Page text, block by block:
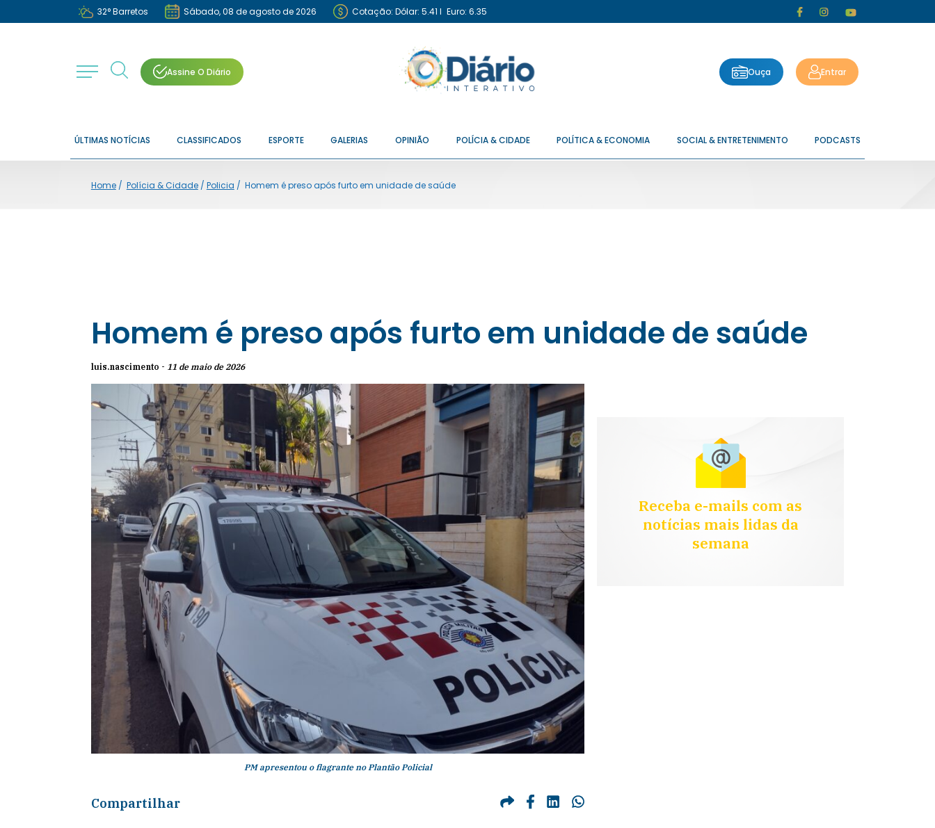
32°Barretos Sábado, 08 de agosto de 2026 Cotação: Dólar: 5.41 I Euro: 6.35
Assine O Diário Ouça Entrar
ÚLTIMAS NOTÍCIAS CLASSIFICADOS ESPORTE GALERIAS OPINIÃO POLÍCIA & CIDADE POLÍTICA & ECONOMIA SOCIAL & ENTRETENIMENTO PODCASTS
Home/ Polícia & Cidade/ Policia / Homem é preso após furto em unidade de saúde
Homem é preso após furto em unidade de saúde
luis.nascimento - 11 de maio de 2026
PM apresentou o flagrante no Plantão Policial
Compartilhar
Receba e-mails com as
notícias mais lidas da
semana